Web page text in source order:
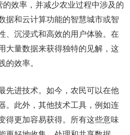
效率，并减少农业过程中涉及的
据和云计算功能的智慧城市或智
、沉浸式和高效的用户体验。在
大量数据来获得独特的见解，这
的效率。
先进技术。如今，农民可以在他
。此外，其他技术工具，例如连
得更加容易获得。所有这些意味